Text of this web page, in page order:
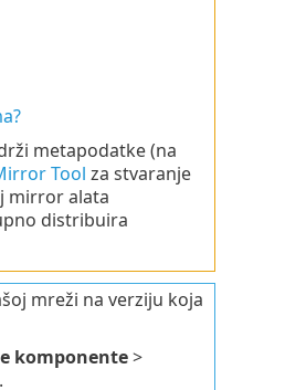
metapodatke (na
Tool za stvaranje
mirror alata
distribuira
mreži na verziju koja
komponente>